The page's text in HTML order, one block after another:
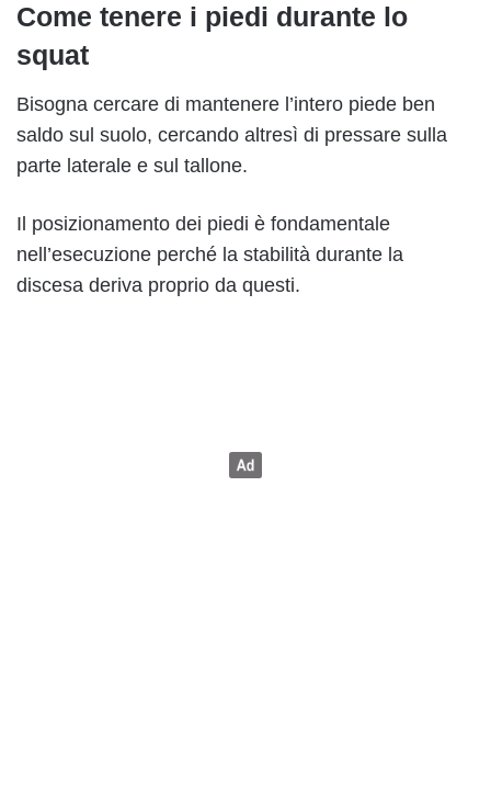
Come tenere i piedi durante lo
squat
Bisogna cercare di mantenere l’intero piede ben
saldo sul suolo, cercando altresì di pressare sulla
parte laterale e sul tallone.
Il posizionamento dei piedi è fondamentale
nell’esecuzione perché la stabilità durante la
discesa deriva proprio da questi.